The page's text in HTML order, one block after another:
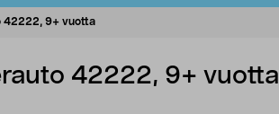
42222, 9+ vuotta
42222, 9+ vuotta